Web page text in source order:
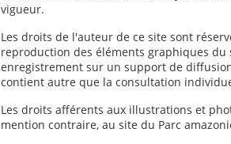
vigueur.
Les droits de l'auteur de ce site sont
reproduction des éléments graphiques
enregistrement sur un support de
contient autre que la consultation
Les droits afférents aux illustrations et
mention contraire, au site du Parc